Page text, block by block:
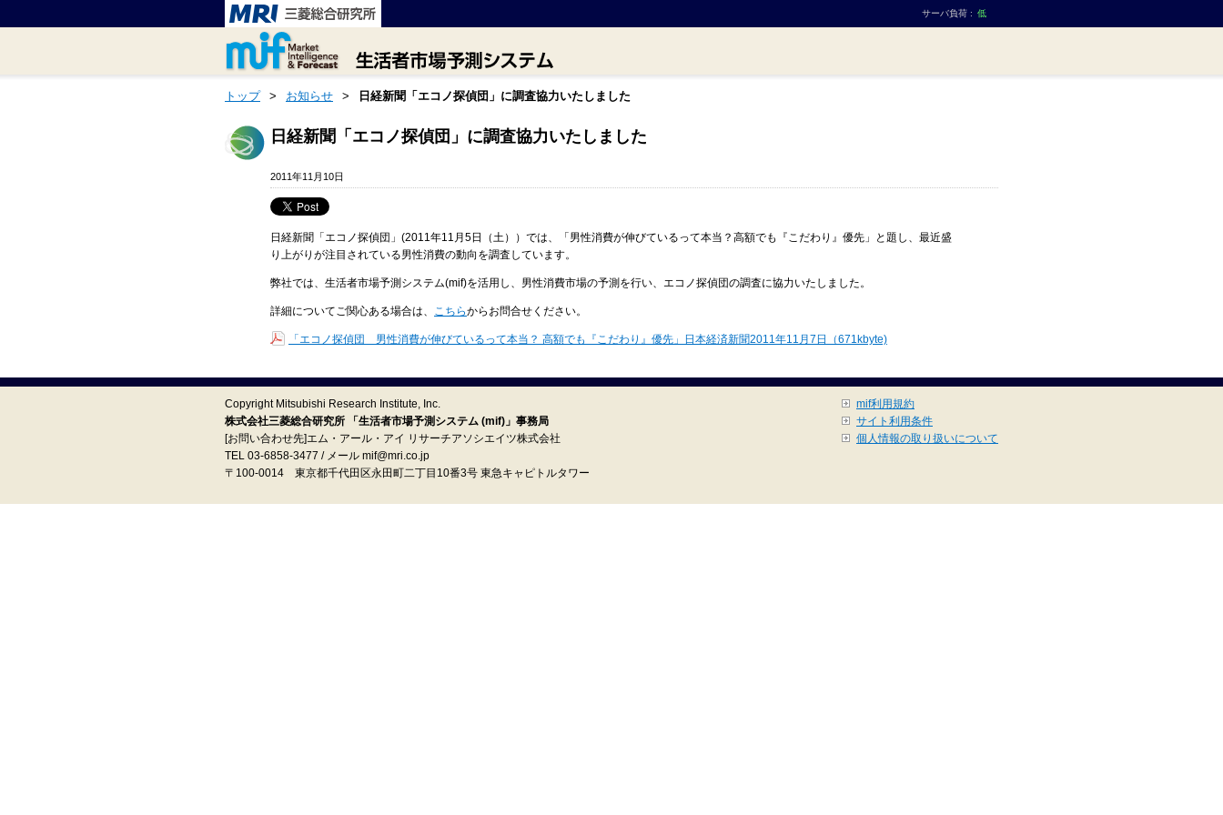
サーバ負荷 : 低
トップ > お知らせ > 日経新聞「エコノ探偵団」に調査協力いたしました
日経新聞「エコノ探偵団」に調査協力いたしました
2011年11月10日
日経新聞「エコノ探偵団」(2011年11月5日（土））では、「男性消費が伸びているって本当？高額でも『こだわり』優先」と題し、最近盛
り上がりが注目されている男性消費の動向を調査しています。
弊社では、生活者市場予測システム(mif)を活用し、男性消費市場の予測を行い、エコノ探偵団の調査に協力いたしました。
詳細についてご関心ある場合は、 こちらからお問合せください。
「エコノ探偵団 男性消費が伸びているって本当？ 高額でも『こだわり』優先」日本経済新聞2011年11月7日（671kbyte)
Copyright Mitsubishi Research Institute, Inc.
株式会社三菱総合研究所 「生活者市場予測システム (mif)」事務局
[お問い合わせ先]エム・アール・アイ リサーチアソシエイツ株式会社
TEL 03-6858-3477 / メール mif@mri.co.jp
〒100‐0014 東京都千代田区永田町二丁目10番3号 東急キャピトルタワー
mif利用規約
サイト利用条件
個人情報の取り扱いについて